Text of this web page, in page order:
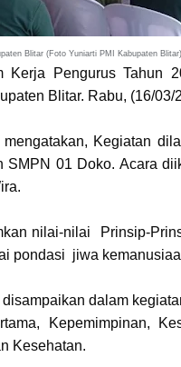
Blitar (Foto Yuniarti PMI Kabupaten
Kerja Pengurus Tahun
Blitar. Rabu, (16/03/
Kegiatan
SMPN 01 Doko. Acara
nilai-nilai Prinsip-
pondasi jiwa
dalam
Kepemimpinan,
Kesehatan.